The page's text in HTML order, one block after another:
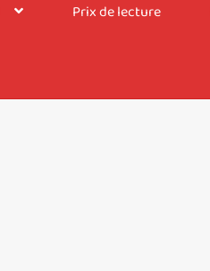
Prix de lecture